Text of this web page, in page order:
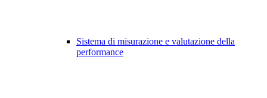
Sistema di misurazione e valutazione della
performance